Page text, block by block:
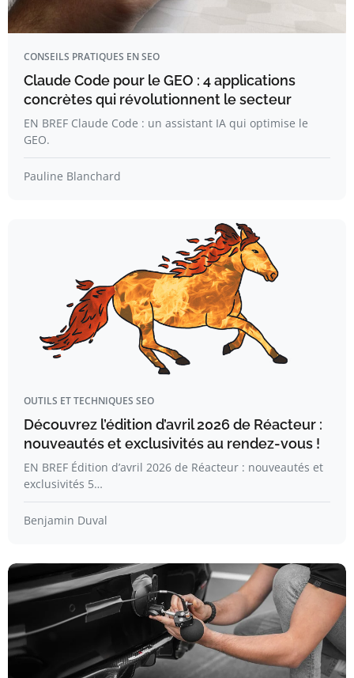
CONSEILS PRATIQUES EN SEO
Claude Code pour le GEO : 4 applications
concrètes qui révolutionnent le secteur
EN BREF Claude Code : un assistant IA qui optimise le
GEO.
Pauline Blanchard
OUTILS ET TECHNIQUES SEO
Découvrez l’édition d’avril 2026 de Réacteur :
nouveautés et exclusivités au rendez-vous !
EN BREF Édition d’avril 2026 de Réacteur : nouveautés et
exclusivités 5…
Benjamin Duval